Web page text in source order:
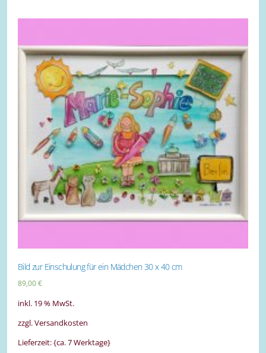
Bild zur Einschulung für ein Mädchen 30 x 40 cm
89,00€
inkl. 19 % MwSt.
zzgl. Versandkosten
Lieferzeit: {ca. 7 Werktage}